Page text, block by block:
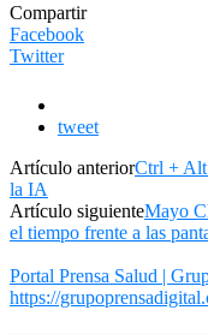
Compartir
Facebook
Twitter
tweet
Artículo anteriorCtrl + Alt
la IA
Artículo siguienteMayo
el tiempo frente a las
Portal Prensa Salud |
https://